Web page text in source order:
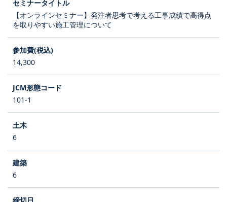
【オンラインセミナー】発注者思考で考える工事成績で高得点
を取りやすい施工管理について
14,300
101-1
6
6